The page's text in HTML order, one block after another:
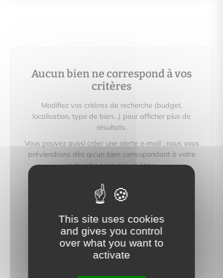
Aucun bien ne correspond à vos
critères
Modifiez vos critères de recherche (budget,
localisation, type de bien…) pour afficher plus de
résultats.
Vous pouvez aussi créer une alerte e‑mail : nous vous
préviendrons dès qu'un bien correspondant à votre
recherche sera mis en ligne.
créer une alerte
This site uses cookies
and gives you control
over what you want to
activate